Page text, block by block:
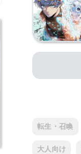
転生・召喚
大人向け